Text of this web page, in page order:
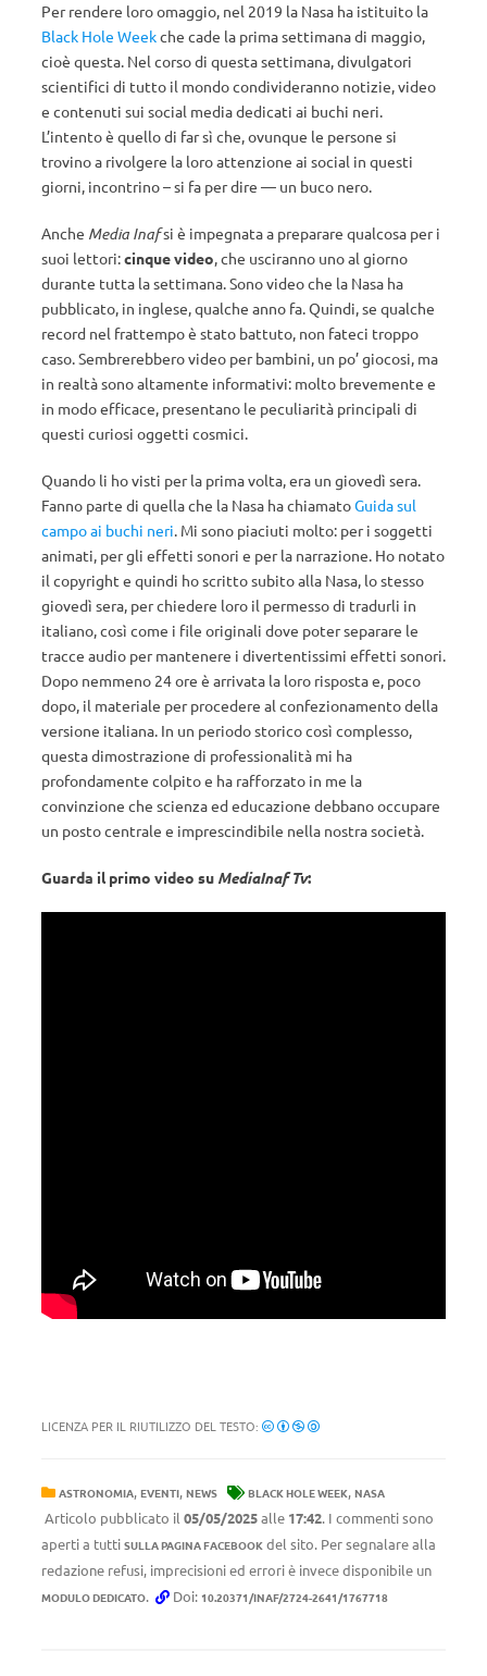
Per rendere loro omaggio, nel 2019 la Nasa ha istituito la
Black Hole Weekche cade la prima settimana di maggio,
cioè questa. Nel corso di questa settimana, divulgatori
scientifici di tutto il mondo condivideranno notizie, video
e contenuti sui social media dedicati ai buchi neri.
L’intento è quello di far sì che, ovunque le persone si
trovino a rivolgere la loro attenzione ai social in questi
giorni, incontrino – si fa per dire — un buco nero.
Anche Media Inafsi è impegnata a preparare qualcosa per i
suoi lettori:cinque video, che usciranno uno al giorno
durante tutta la settimana. Sono video che la Nasa ha
pubblicato, in inglese, qualche anno fa. Quindi, se qualche
record nel frattempo è stato battuto, non fateci troppo
caso. Sembrerebbero video per bambini, un po’ giocosi, ma
in realtà sono altamente informativi: molto brevemente e
in modo efficace, presentano le peculiarità principali di
questi curiosi oggetti cosmici.
Quando li ho visti per la prima volta, era un giovedì sera.
Fanno parte di quella che la Nasa ha chiamatoGuida sul
campo ai buchi neri. Mi sono piaciuti molto: per i soggetti
animati, per gli effetti sonori e per la narrazione. Ho notato
il copyright e quindi ho scritto subito alla Nasa, lo stesso
giovedì sera, per chiedere loro il permesso di tradurli in
italiano, così come i file originali dove poter separare le
tracce audio per mantenere i divertentissimi effetti sonori.
Dopo nemmeno 24 ore è arrivata la loro risposta e, poco
dopo, il materiale per procedere al confezionamento della
versione italiana. In un periodo storico così complesso,
questa dimostrazione di professionalità mi ha
profondamente colpito e ha rafforzato in me la
convinzione che scienza ed educazione debbano occupare
un posto centrale e imprescindibile nella nostra società.
Guarda il primo video su MediaInaf Tv:
LICENZA PER IL RIUTILIZZO DEL TESTO:
ASTRONOMIA, EVENTI, NEWS BLACK HOLE WEEK, NASA
Articolo pubblicato il 05/05/2025alle 17:42. I commenti sono
aperti a tutti SULLA PAGINA FACEBOOK del sito. Per segnalare alla
redazione refusi, imprecisioni ed errori è invece disponibile un
MODULO DEDICATO. Doi: 10.20371/INAF/2724-2641/1767718